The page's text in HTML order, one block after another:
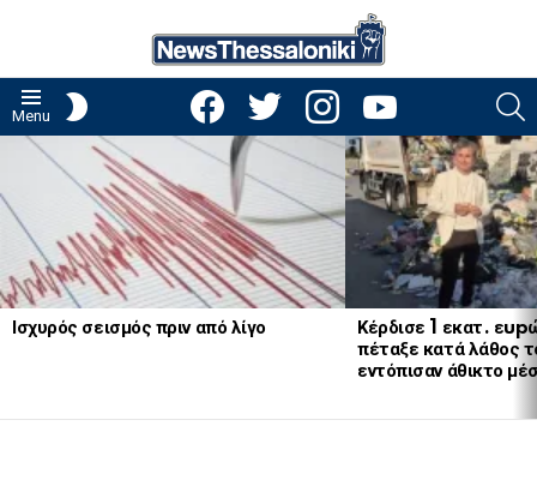
Menu
facebooktwitter instagramyoutube
LATEST
STORIES
Ισχυρός σεισμός πριν από λίγο
Κέρδισε 1 εκατ.
πέταξε κατά λάθος
εντόπισαν άθικτο